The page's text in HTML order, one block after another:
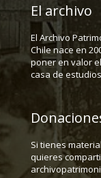
El archivo
El Archivo
Chile nace en
poner en valor
casa de
Si tienes
quieres